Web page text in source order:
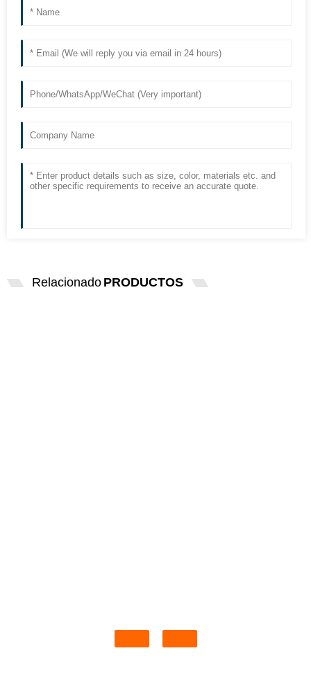
Relacionado PRODUCTOS